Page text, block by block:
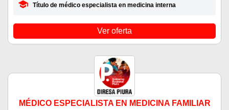
Título de médico especialista en medicina interna
Ver oferta
MÉDICO ESPECIALISTA EN MEDICINA FAMILIAR